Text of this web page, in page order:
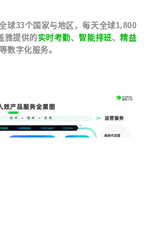
球33个国家与地区，每天全球1,800
雅提供的实时考勤、智能排班、精益
等数字化服务。